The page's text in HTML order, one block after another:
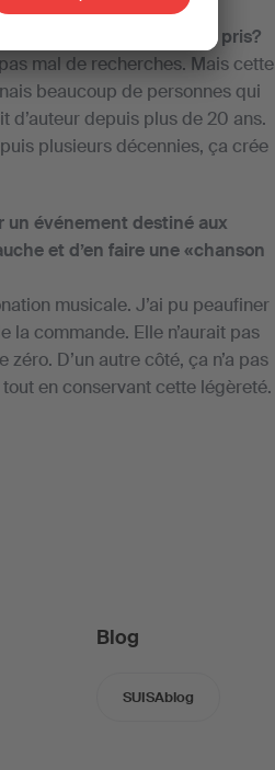
est-ce que tu t’y es pris?
mal de recherches. Mais cette
beaucoup de personnes qui
d’auteur depuis plus de 20 ans.
plusieurs décennies, ça crée
un événement destiné aux
et d’en faire une «chanson
musicale. J’ai pu peaufiner
la commande. Elle n’aurait pas
D’un autre côté, ça n’a pas
en conservant cette légèreté.
Blog
SUISAblog